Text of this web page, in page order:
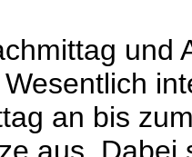
und
an bis